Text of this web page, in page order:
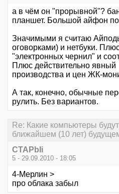
а в чём он "прорывной"?
планшет. Большой айфон по
Значимыми я считаю
оговорками) и нетбуки.
"электронных чернил" и
Плюс действительно явный
производства и цен ЖК-
А так, конечно, обычные
рулить. Без вариантов.
Re: Какие компьютеры
ближайшем (10 лет)
CTAPbIi
5 - 29.09.2010 - 18:05
4-Мерлин >
про облака забыл